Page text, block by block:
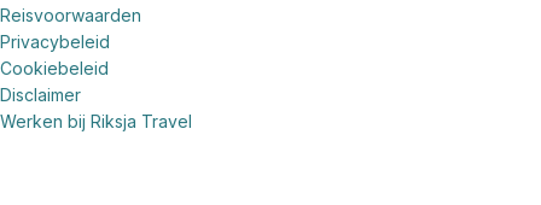
Reisvoorwaarden
Privacybeleid
Cookiebeleid
Disclaimer
Werken bij Riksja Travel